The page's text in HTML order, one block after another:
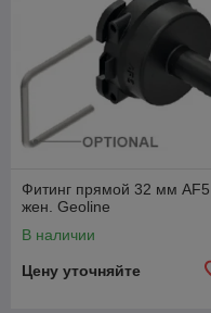
Фитинг прямой 32 мм AF5
жен. Geoline
В наличии
Цену уточняйте